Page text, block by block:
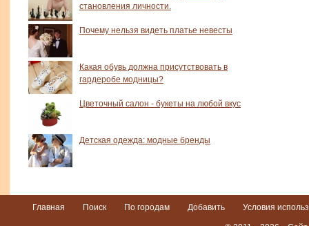
становления личности.
Почему нельзя видеть платье невесты
Какая обувь должна присутствовать в
гардеробе модницы?
Цветочный салон - букеты на любой вкус
Детская одежда: модные бренды
Главная Поиск По городам Добавить Условия